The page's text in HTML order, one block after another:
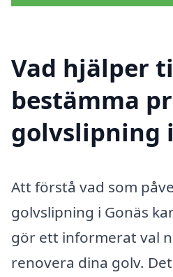
Vad hjälper
bestämma
golvslipning
Att förstå vad som
golvslipning i Gonäs
gör ett informerat val
renovera dina golv.